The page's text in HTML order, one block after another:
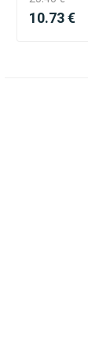
10.73 €